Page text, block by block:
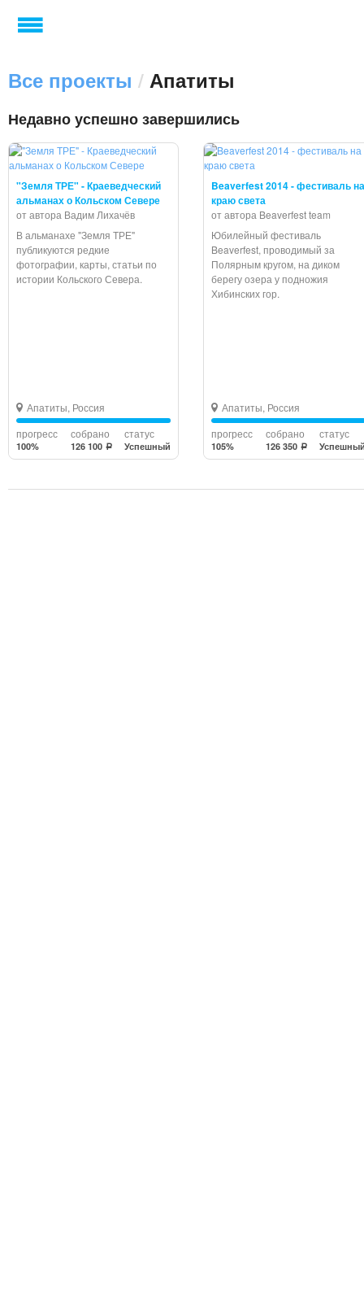
Все проекты / Апатиты
Недавно успешно завершились
"Земля ТРЕ" - Краеведческий
альманах о Кольском Севере
от автора Вадим Лихачёв
В альманахе "Земля ТРЕ"
публикуются редкие
фотографии, карты, статьи по
истории Кольского Севера.
Апатиты, Россия
прогресс
100%
собрано
126 100 a
статус
Успешный
Beaverfest 2014 - фестиваль на
краю света
от автора Beaverfest team
Юбилейный фестиваль
Beaverfest, проводимый за
Полярным кругом, на диком
берегу озера у подножия
Хибинских гор.
Апатиты, Россия
прогресс
105%
собрано
126 350 a
статус